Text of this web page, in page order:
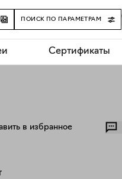
ПОИСК ПО ПАРАМЕТРАМ
Сертификаты
в избранное